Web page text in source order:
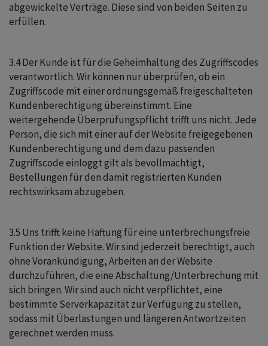
abgewickelte Verträge. Diese sind von beiden Seiten zu
erfüllen.
3.4 Der Kunde ist für die Geheimhaltung des Zugriffscodes
verantwortlich. Wir können nur überprüfen, ob ein
Zugriffscode mit einer ordnungsgemäß freigeschalteten
Kundenberechtigung übereinstimmt. Eine
weitergehende Überprüfungspflicht trifft uns nicht. Jede
Person, die sich mit einer auf der Website freigegebenen
Kundenberechtigung und dem dazu passenden
Zugriffscode einloggt gilt als bevollmächtigt,
Bestellungen für den damit registrierten Kunden
rechtswirksam abzugeben.
3.5 Uns trifft keine Haftung für eine unterbrechungsfreie
Funktion der Website. Wir sind jederzeit berechtigt, auch
ohne Vorankündigung, Arbeiten an der Website
durchzuführen, die eine Abschaltung/Unterbrechung mit
sich bringen. Wir sind auch nicht verpflichtet, eine
bestimmte Serverkapazität zur Verfügung zu stellen,
sodass mit Überlastungen und längeren Antwortzeiten
gerechnet werden muss.